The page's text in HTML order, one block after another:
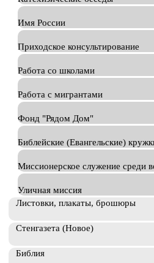
Имя России
Приходское консультирование
Работа со школами
Работа с мигрантами
Фонд "Рядом Дом"
Библейские (Евангельские)
Миссионерское служение среди
Уличная миссия
Листовки, плакаты, брошюры
Стенгазета (Новое)
Библия